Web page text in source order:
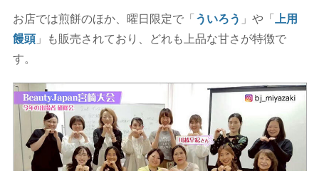
お店では煎餅のほか、曜日限定で「ういろう 」や「上用
饅頭」も販売されており、どれも上品な甘さが特徴で
す。